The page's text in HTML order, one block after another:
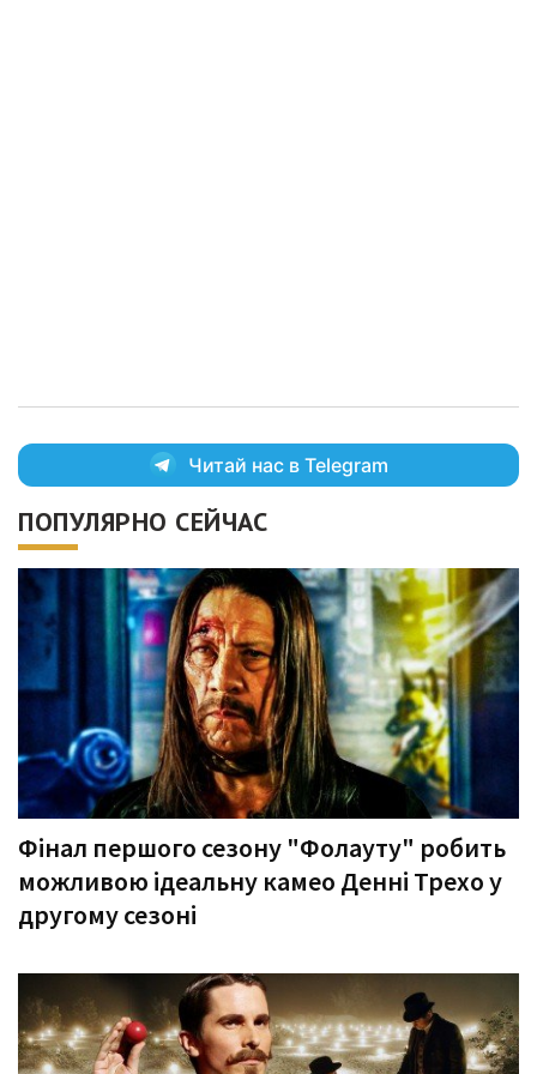
Читай нас в Telegram
ПОПУЛЯРНО СЕЙЧАС
Фінал першого сезону "Фолауту" робить
можливою ідеальну камео Денні Трехо у
другому сезоні